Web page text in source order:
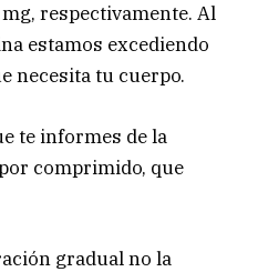
respectivamente. Al
estamos excediendo
necesita tu cuerpo.
te informes de la
comprimido, que
gradual no la